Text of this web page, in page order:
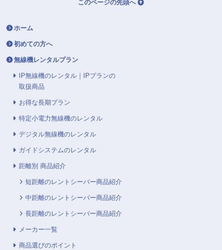
このページの先頭へ
ホーム
初めての方へ
無線機レンタルプラン
IP無線機のレンタル｜IPプランの
取扱商品
お得な長期プラン
特定小電力無線機のレンタル
デジタル無線機のレンタル
ガイドシステムのレンタル
距離別 商品紹介
短距離のレントシーバー商品紹介
中距離のレントシーバー商品紹介
長距離のレントシーバー商品紹介
メーカー一覧
商品選びのポイント